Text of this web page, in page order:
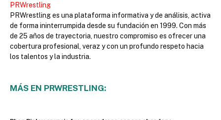
PRWrestling
PRWrestling es una plataforma informativa y de análisis, activa
de forma ininterrumpida desde su fundación en 1999. Con más
de 25 años de trayectoria, nuestro compromiso es ofrecer una
cobertura profesional, veraz y con un profundo respeto hacia
los talentos y la industria.
MÁS EN PRWRESTLING: